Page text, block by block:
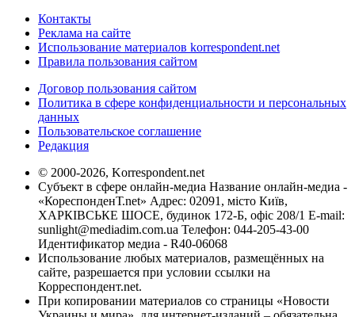
Контакты
Реклама на сайте
Использование материалов korrespondent.net
Правила пользования сайтом
Договор пользования сайтом
Политика в сфере конфиденциальности и персональных
данных
Пользовательское соглашение
Редакция
© 2000-2026, Korrespondent.net
Субъект в сфере онлайн-медиа Название онлайн-медиа -
«КореспонденТ.net» Адрес: 02091, місто Київ,
ХАРКІВСЬКЕ ШОСЕ, будинок 172-Б, офіс 208/1 E-mail:
sunlight@mediadim.com.ua Телефон: 044-205-43-00
Идентификатор медиа - R40-06068
Использование любых материалов, размещённых на
сайте, разрешается при условии ссылки на
Корреспондент.net.
При копировании материалов со страницы «Новости